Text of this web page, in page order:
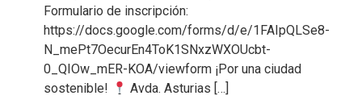
Formulario de inscripción:
https://docs.google.com/forms/d/e/1FAIpQLSe8-
N_mePt7OecurEn4ToK1SNxzWXOUcbt-
0_QIOw_mER-KOA/viewform ¡Por una ciudad
sostenible!
Avda. Asturias […]